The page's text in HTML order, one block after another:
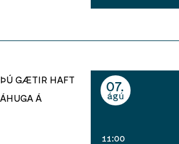
ÞÚ GÆTIR HAFT
ÁHUGA Á
07
ágú
11:00